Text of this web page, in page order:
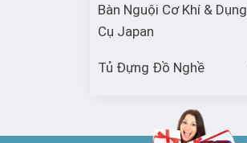
Bàn Nguội Cơ Khí & Dụng
Cụ Japan
Tủ Đựng Đồ Nghề